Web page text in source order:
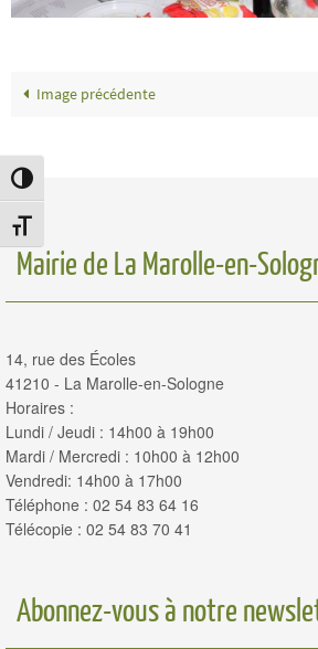
Passer en contraste élevé
Changer la taille de la police
Image précédente
Mairie de La Marolle-en-
14, rue des Écoles
41210 - La Marolle-en-Sologne
Horaires :
Lundi / Jeudi : 14h00 à 19h00
Mardi / Mercredi : 10h00 à 12h00
Vendredi: 14h00 à 17h00
Téléphone : 02 54 83 64 16
Télécopie : 02 54 83 70 41
Abonnez-vous à notre